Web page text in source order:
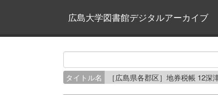
広島大学図書館デジタルアーカイブ
タイトル名 ［広島県各郡区］地券税帳 12深